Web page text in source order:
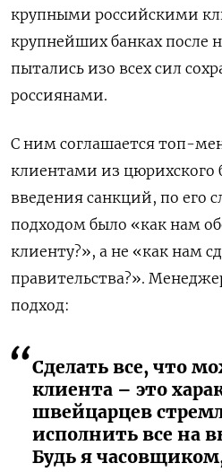
крупными российскими
крупнейших банках после
пытались изо всех сил
россиянами.
С ним соглашается топ-
клиентами из цюрихского
введения санкций, по его
подходом было «как нам
клиенту?», а не «как нам
правительства?».
подход:
Сделать все, что
клиента – это
швейцарцев
исполнить все на
Будь я